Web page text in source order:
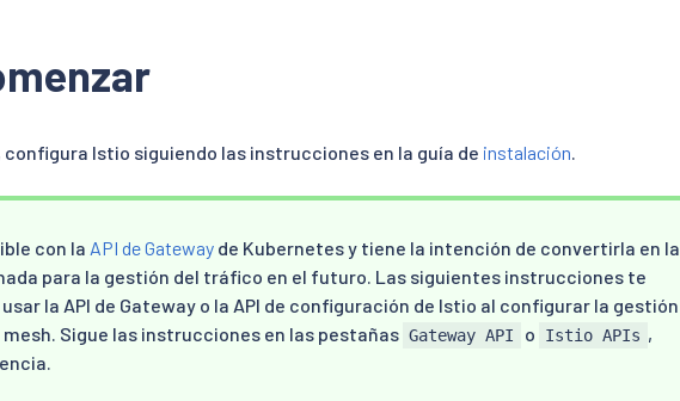
configura Istio siguiendo las instrucciones en la guía de instalación.
con la API de Gateway de Kubernetes y tiene la intención de convertirla en la
para la gestión del tráfico en el futuro. Las siguientes instrucciones te
la API de Gateway o la API de configuración de Istio al configurar la gestión
Sigue las instrucciones en las pestañas Gateway API o Istio APIs ,